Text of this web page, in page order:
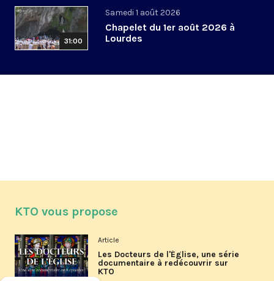
31:00
Samedi 1 août 2026
Chapelet du 1er août 2026 à
Lourdes
KTO vous propose
Article
Les Docteurs de l'Église, une série
documentaire à redécouvrir sur
KTO